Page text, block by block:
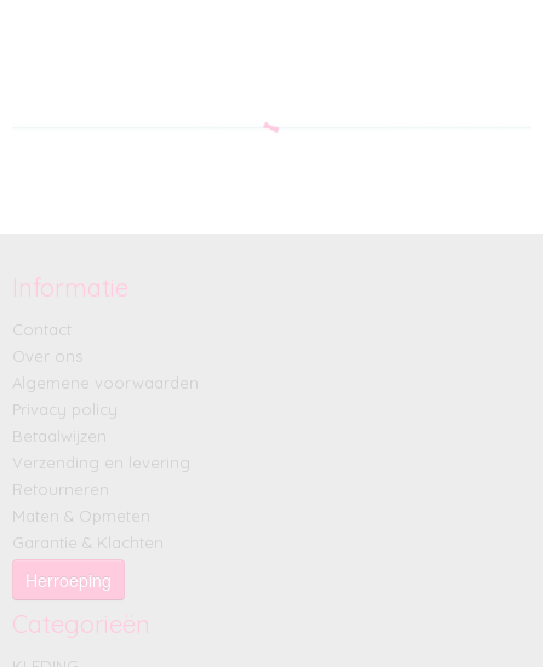
Informatie
Contact
Over ons
Algemene voorwaarden
Privacy policy
Betaalwijzen
Verzending en levering
Retourneren
Maten & Opmeten
Garantie & Klachten
Herroeping
Categorieën